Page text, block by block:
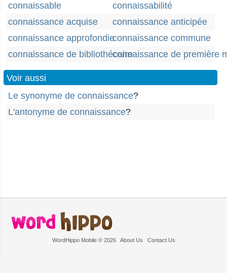
connaissable
connaissabilité
connaissance acquise
connaissance anticipée
connaissance approfondieconnaissance commune
connaissance de bibliothécaireconnaissance de première
Voir aussi
Le synonyme de connaissance?
L'antonyme de connaissance?
WordHippo Mobile © 2026 About Us Contact Us